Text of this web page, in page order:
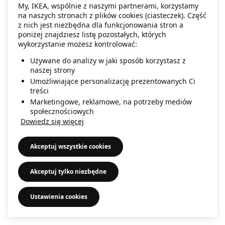
information).
My, IKEA, wspólnie z naszymi partnerami, korzystamy
na naszych stronach z plików cookies (ciasteczek). Część
z nich jest niezbędna dla funkcjonowania stron a
poniżej znajdziesz listę pozostałych, których
wykorzystanie możesz kontrolować:
Używane do analizy w jaki sposób korzystasz z
naszej strony
Umożliwiające personalizację prezentowanych Ci
treści
Marketingowe, reklamowe, na potrzeby mediów
społecznościowych
Dowiedz się więcej
Akceptuj wszystkie cookies
Akceptuj tylko niezbędne
Ustawienia cookies